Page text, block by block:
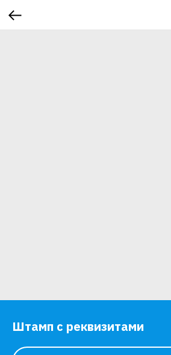
Штамп с реквизитами